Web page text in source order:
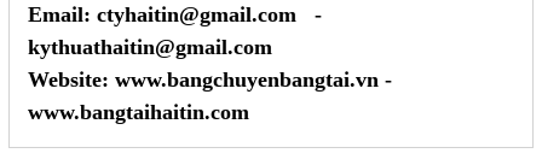
Email: ctyhaitin@gmail.com -
kythuathaitin@gmail.com
Website: www.bangchuyenbangtai.vn -
www.bangtaihaitin.com